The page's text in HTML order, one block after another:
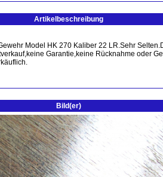
Artikelbeschreibung
Model HK 270 Kaliber 22 LR.Sehr
Garantie,keine Rücknahme oder
Bild(er)